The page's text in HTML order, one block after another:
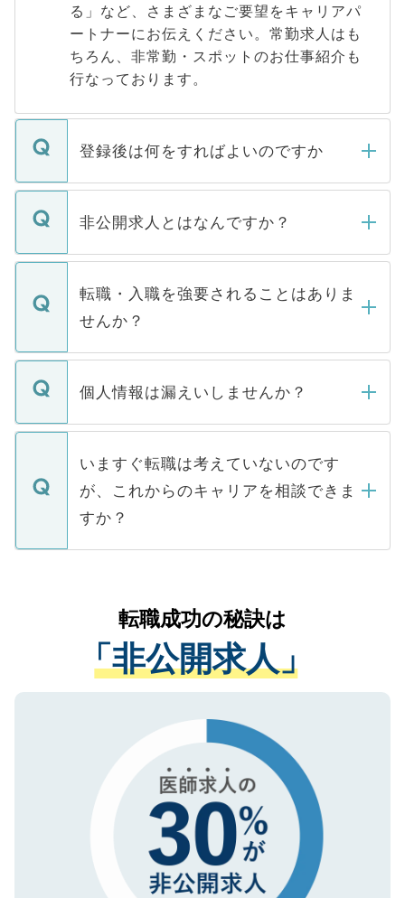
る」など、さまざまなご要望をキャリアパ
ートナーにお伝えください。常勤求人はも
ちろん、非常勤・スポットのお仕事紹介も
行なっております。
登録後は何をすればよいのですか
ご登録いただきましたら、弊社担当者がご
登録内容を確認し、その後メールもしくは
ます。通常、5営業日以内にはご連絡をせて
いただきますので、しばらくお待ちくださ
い。
非公開求人とはなんですか？
マイナビDOCTORで取り扱っている求人の
うち約3割は、Webサイトからご覧いただ
けない「非公開求人」です。非公開求人は
下記の理由によって、一般には公開してい
ません。
■応募殺到を避けるため 人気のある医療機
関を公にしてしまうと、応募が殺到する場
に、医療機関が求める条件に合った人材の
みを人材紹介会社に依頼するケースが増え
ています。
転職・入職を強要されることはありま
せんか？
転職・入職を強要することは一切ありませ
ん。また、仮に応募先から内定をいただい
定を承諾する必要はありません。内定先へ
の辞退の連絡はキャリアパートナーが行い
ますので、ご安心ください。
個人情報は漏えいしませんか？
個人情報が漏えいすることはありませんの
で、ご安心ください。当サイトからの登録
などで収集したご登録者様の個人情報は、
ご本人のキャリアアップおよび転職活動の
支援を目的に使用いたします。お預かりし
ているすべての個人データはご本人の許可
は、個人情報の取り扱いについての厳密な
管理基準を満たした事業者のみに付与され
る、プライバシーマークを取得済みです。
ご登録いただいた個人情報は、SSL（デー
で、機密保持に関してもご安心ください。
いますぐ転職は考えていないのです
が、これからのキャリアを相談できま
すか？
かがいして、現在の医療機関の状況や紹介
経験をまじえながら、適切なアドバイスを
させていただきます。すぐにご転職をされ
ない方には、長期的なサポートが可能です
ので、まずはご登録ください。
転職成功の秘訣は
「非公開求人」